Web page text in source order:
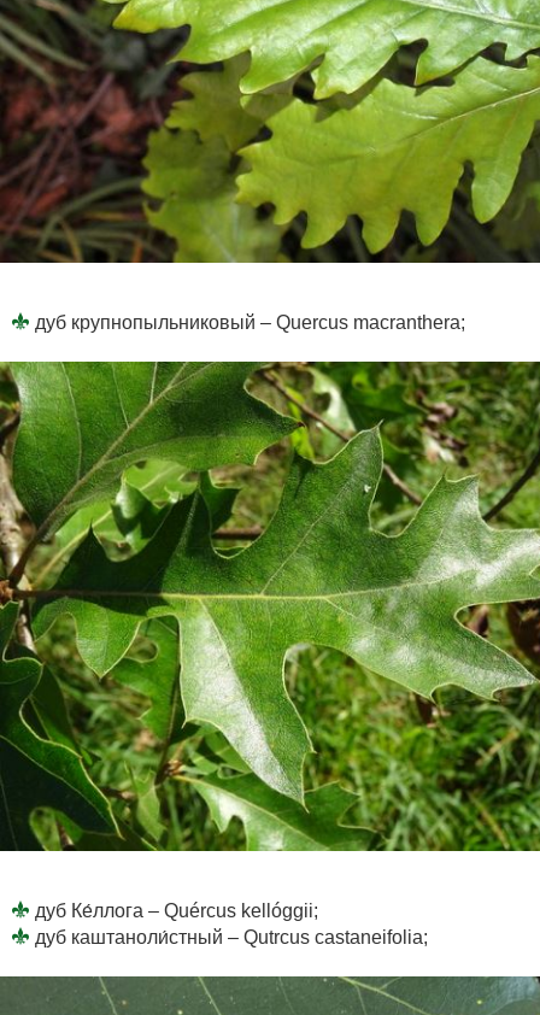
дуб крупнопыльниковый – Quercus macranthera;
дуб Ке́ллога – Quércus kellóggii;
дуб каштаноли́стный – Qutrcus castaneifolia;